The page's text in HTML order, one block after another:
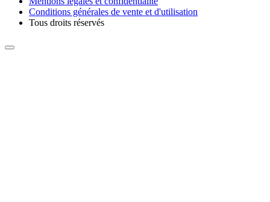
Conditions générales de vente et d'utilisation
Tous droits réservés